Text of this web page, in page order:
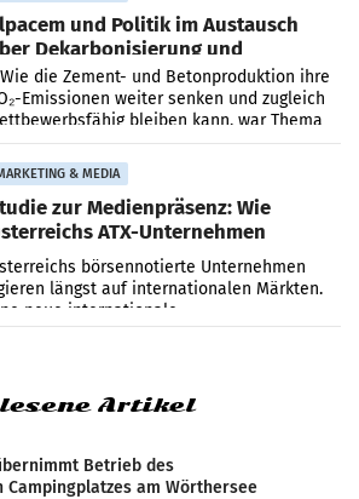
und Politik im Austausch
Dekarbonisierung und
die Zement- und Betonproduktion ihre
Emissionen weiter senken und zugleich
bleiben kann, war Thema
Treffens zwischen Staatssekretärin
& MEDIA
zur Medienpräsenz: Wie
ATX-Unternehmen
wahrgenommen
börsennotierte Unternehmen
längst auf internationalen Märkten.
neue internationale
untersucht die
Artikel
Betrieb des
am Wörthersee